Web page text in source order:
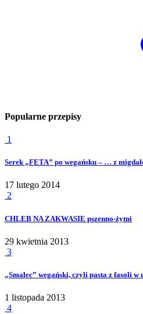
Popularne przepisy
1
Serek „FETA” po wegańsku – … z
17 lutego 2014
2
CHLEB NA ZAKWASIE pszenno-żytni
29 kwietnia 2013
3
„Smalec” wegański, czyli pasta z fasoli w
1 listopada 2013
4